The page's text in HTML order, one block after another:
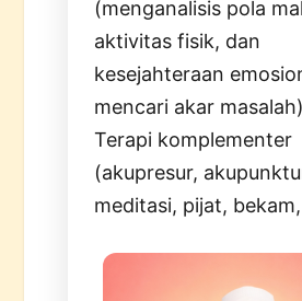
(menganalisis pola
aktivitas fisik, dan
kesejahteraan
mencari akar
Terapi komplementer
(akupresur,
meditasi, pijat,